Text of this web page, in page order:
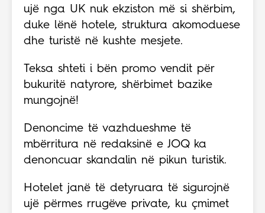
ujë nga UK nuk ekziston më si shërbim,
duke lënë hotele, struktura akomoduese
dhe turistë në kushte mesjete.
Teksa shteti i bën promo vendit për
bukuritë natyrore, shërbimet bazike
mungojnë!
Denoncime të vazhdueshme të
mbërritura në redaksinë e JOQ ka
denoncuar skandalin në pikun turistik.
Hotelet janë të detyruara të sigurojnë
ujë përmes rrugëve private, ku çmimet